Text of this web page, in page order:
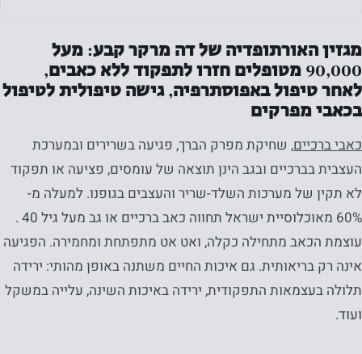
מגזין האורתופדיה של דה מרקר קבע: מעל
90,000 מטופלים חזרו לתפקוד ללא כאבים,
לאחר טיפול באפוסתרפיה, גישה טיפולית לטיפול
בכאבי מפרקים
כאבי ברכיים, שחיקת מפרק הברך, פגיעה בשרירים ובמערכת
העצבית בברכיים ובגב הינן תוצאה של עומסים, פציעה או תפקוד
לא תקין של מערכות השלד-שריר והעצבים בגופנו. למעלה מ-
60% מאוכלוסיית ישראל תחווה כאב ברכיים או גב מעל גיל 40 .
עוצמת הכאב מתחילה כקלה, ואט אט מתפתחת ומחמירה. הפגיעה
אינה רק בריאותית. גם איכות החיים משתנה באופן מהותי: ירידה
תלולה בעצמאות התפקודית, ירידה באיכות השינה, עלייה במשקל
ועוד.